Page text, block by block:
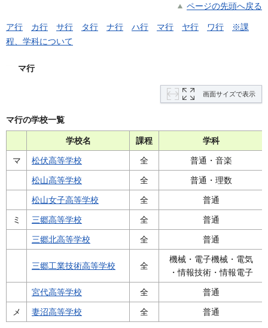
ページの先頭へ戻る
ア行 カ行 サ行 タ行 ナ行 ハ行 マ行 ヤ行 ワ行
※課
程、学科について
マ行
画面サイズで表示
マ行の学校一覧
学校名 課程 学科
マ 松伏高等学校 全 普通・音楽
松山高等学校 全 普通・理数
松山女子高等学校 全 普通
ミ 三郷高等学校 全 普通
三郷北高等学校 全 普通
三郷工業技術高等学校 全
機械・電子機械・電気
・情報技術・情報電子
宮代高等学校 全 普通
メ 妻沼高等学校 全 普通